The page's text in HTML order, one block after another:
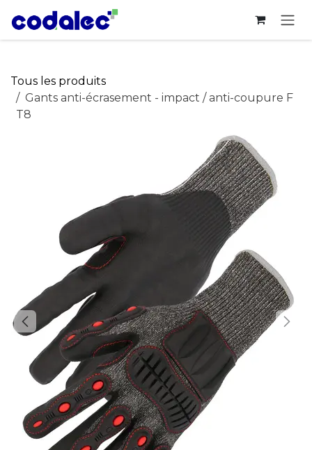
Se rendre au contenu
Tous les produits
Gants anti-écrasement - impact / anti-coupure F
T8